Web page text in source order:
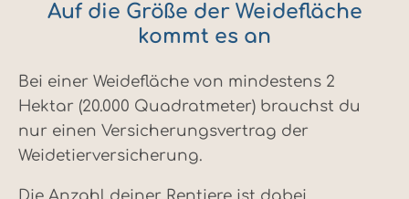
Auf die Größe der Weidefläche
kommt es an
Bei einer Weidefläche von mindestens 2
Hektar (20.000 Quadratmeter) brauchst du
nur einen Versicherungsvertrag der
Weidetierversicherung.